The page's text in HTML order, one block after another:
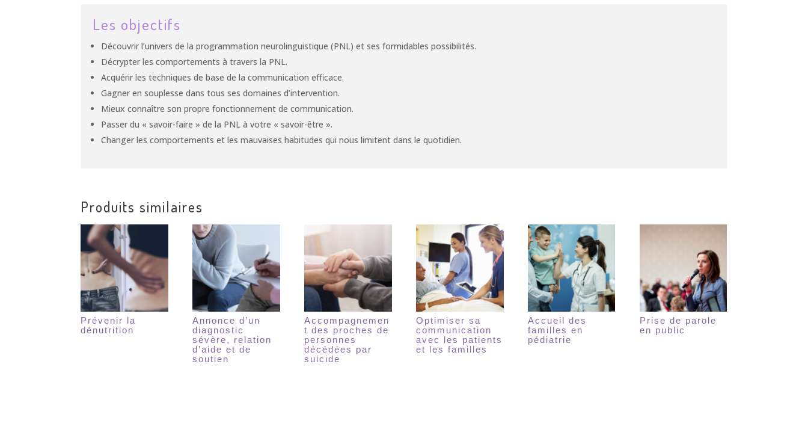
Les objectifs
Découvrir l’univers de la programmation neurolinguistique (PNL) et ses formidables possibilités.
Décrypter les comportements à travers la PNL.
Acquérir les techniques de base de la communication efficace.
Gagner en souplesse dans tous ses domaines d’intervention.
Mieux connaître son propre fonctionnement de communication.
Passer du « savoir-faire » de la PNL à votre « savoir-être ».
Changer les comportements et les mauvaises habitudes qui nous limitent dans le quotidien.
Produits similaires
Prévenir la
dénutrition
Annonce d’un
diagnostic
sévère, relation
d’aide et de
soutien
Accompagnemen
t des proches de
personnes
décédées par
suicide
Optimiser sa
communication
avec les patients
et les familles
Accueil des
familles en
pédiatrie
Prise de parole
en public